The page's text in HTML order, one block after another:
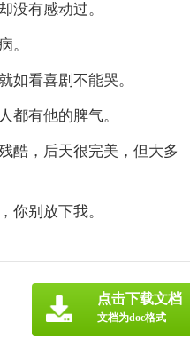
没有感动过。
。
如看喜剧不能哭。
都有他的脾气。
酷，后天很完美，但大多
你别放下我。
点击下载文档
文档为doc格式